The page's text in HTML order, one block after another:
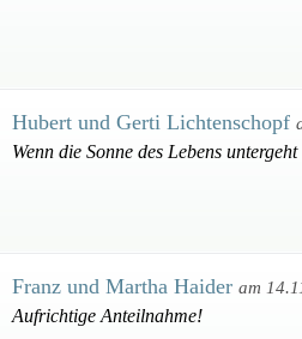
Hubert und Gerti Lichtenschopf
Wenn die Sonne des Lebens
Franz und Martha Haider am
Aufrichtige Anteilnahme!